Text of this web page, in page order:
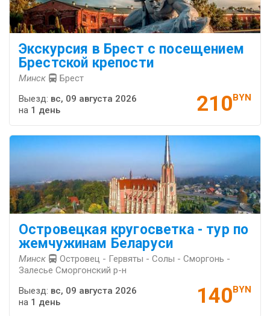
Экскурсия в Брест с посещением
Брестской крепости
Минск Брест
210BYN
Выезд: вс, 09 августа 2026
на 1 день
Островецкая кругосветка - тур по
жемчужинам Беларуси
Минск
Островец - Гервяты - Солы - Сморгонь -
Залесье Сморгонский р-н
140BYN
Выезд: вс, 09 августа 2026
на 1 день